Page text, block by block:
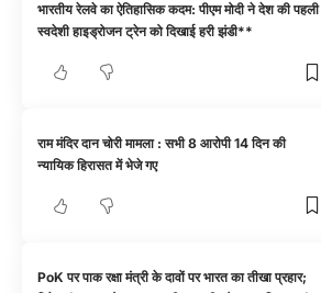
भारतीय रेलवे का ऐतिहासिक कदम: पीएम मोदी ने देश की पहली
स्वदेशी हाइड्रोजन ट्रेन को दिखाई हरी झंडी**
राम मंदिर दान चोरी मामला : सभी 8 आरोपी 14 दिन की
न्यायिक हिरासत में भेजे गए
PoK पर पाक रक्षा मंत्री के दावों पर भारत का तीखा प्रहार;